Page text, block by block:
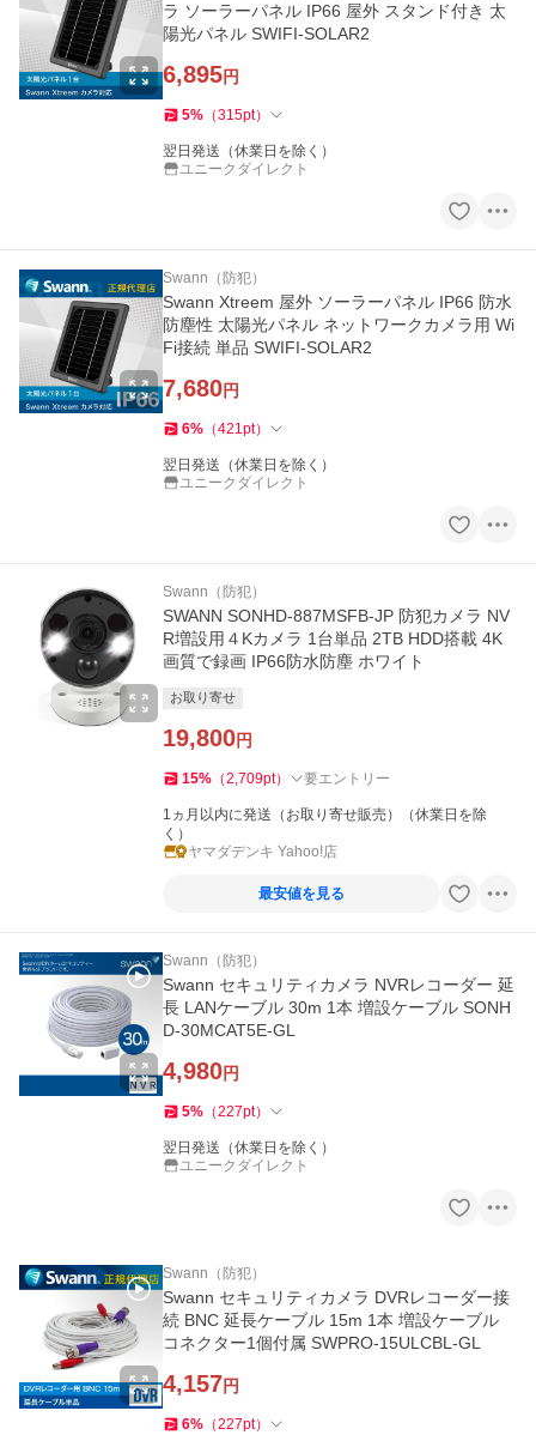
ラ ソーラーパネル IP66 屋外 スタンド付き 太
陽光パネル SWIFI-SOLAR2
6,895円
5% （315pt）
翌日発送（休業日を除く）
ユニークダイレクト
Swann（防犯）
Swann Xtreem 屋外 ソーラーパネル IP66 防水
防塵性 太陽光パネル ネットワークカメラ用 Wi
Fi接続 単品 SWIFI-SOLAR2
7,680円
6% （421pt）
翌日発送（休業日を除く）
ユニークダイレクト
Swann（防犯）
SWANN SONHD-887MSFB-JP 防犯カメラ NV
R増設用４Kカメラ 1台単品 2TB HDD搭載 4K
画質で録画 IP66防水防塵 ホワイト
お取り寄せ
19,800円
15% （2,709pt） 要エントリー
1ヵ月以内に発送（お取り寄せ販売）（休業日を除
く）
ヤマダデンキ Yahoo!店
最安値を見る
Swann（防犯）
Swann セキュリティカメラ NVRレコーダー 延
長 LANケーブル 30m 1本 増設ケーブル SONH
D-30MCAT5E-GL
4,980円
5% （227pt）
翌日発送（休業日を除く）
ユニークダイレクト
Swann（防犯）
Swann セキュリティカメラ DVRレコーダー接
続 BNC 延長ケーブル 15m 1本 増設ケーブル
コネクター1個付属 SWPRO-15ULCBL-GL
4,157円
6% （227pt）